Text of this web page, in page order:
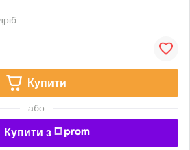
Купити
або
Купити з